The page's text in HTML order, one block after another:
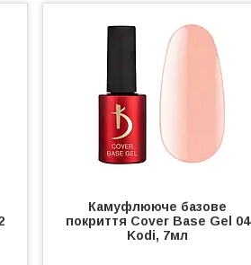
Камуфлююче базове
покриття Cover Base Gel 04
Kodi, 7мл